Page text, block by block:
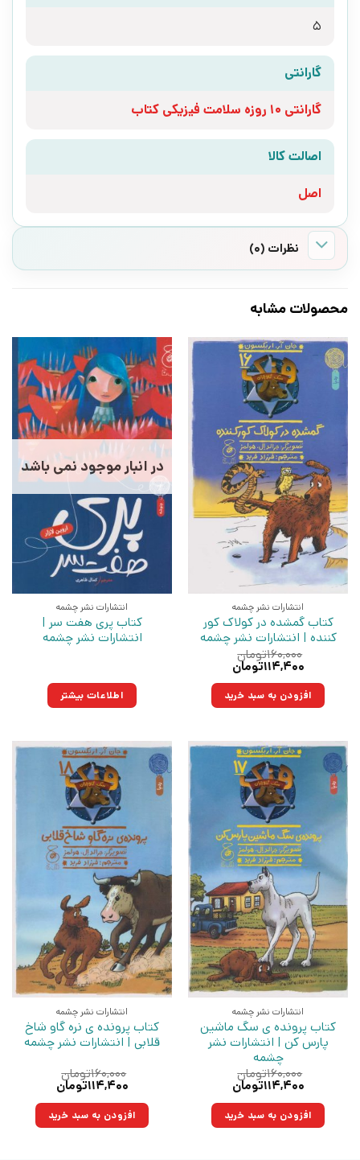
5
گارانتی
گارانتی 10 روزه سلامت فیزیکی کتاب
اصالت کالا
اصل
نظرات (0)
محصولات مشابه
انتشارات نشر چشمه
کتاب گمشده در کولاک کور
کننده | انتشارات نشر چشمه
۱۶۰,۰۰۰تومان
قیمت
۱۶۰,۰۰۰تومان
بود.
۱۱۴,۴۰۰تومان
۱۱۴,۴۰۰تومان.افزودن به سبد خرید
در انبار موجود نمی باشد
انتشارات نشر چشمه
کتاب پری هفت سر |
انتشارات نشر چشمه
اطلاعات بیشتر
انتشارات نشر چشمه
کتاب پرونده ی سگ ماشین
پارس کن | انتشارات نشر
چشمه
۱۶۰,۰۰۰تومان
قیمت
۱۶۰,۰۰۰تومان
بود.
۱۱۴,۴۰۰تومان
۱۱۴,۴۰۰تومان.افزودن به سبد خرید
انتشارات نشر چشمه
کتاب پرونده ی نره گاو شاخ
قلابی | انتشارات نشر چشمه
۱۶۰,۰۰۰تومان
قیمت
۱۶۰,۰۰۰تومان
بود.
۱۱۴,۴۰۰تومان
۱۱۴,۴۰۰تومان.افزودن به سبد خرید